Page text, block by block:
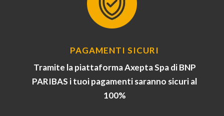
PAGAMENTI SICURI
Tramite la piattaforma Axepta Spa di BNP
PARIBAS i tuoi pagamenti saranno sicuri al
100%